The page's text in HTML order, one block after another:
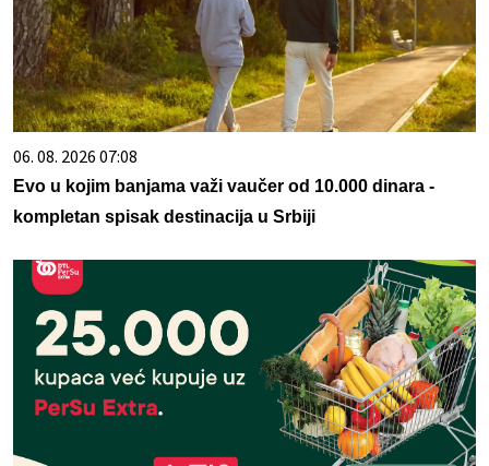
06. 08. 2026 07:08
Evo u kojim banjama važi vaučer od 10.000 dinara -
kompletan spisak destinacija u Srbiji